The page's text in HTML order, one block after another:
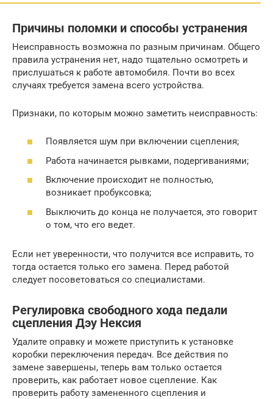
Причины поломки и способы устранения
Неисправность возможна по разным причинам. Общего
правила устранения нет, надо тщательно осмотреть и
прислушаться к работе автомобиля. Почти во всех
случаях требуется замена всего устройства.
Признаки, по которым можно заметить неисправность:
Появляется шум при включении сцепления;
Работа начинается рывками, подергиваниями;
Включение происходит не полностью,
возникает пробуксовка;
Выключить до конца не получается, это говорит
о том, что его ведет.
Если нет уверенности, что получится все исправить, то
тогда остается только его замена. Перед работой
следует посоветоваться со специалистами.
Регулировка свободного хода педали
сцепления Дэу Нексия
Удалите оправку и можете приступить к установке
коробки переключения передач. Все действия по
замене завершены, теперь вам только остается
проверить, как работает новое сцепление. Как
проверить работу замененного сцепления и